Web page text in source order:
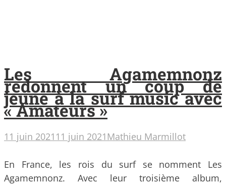
Les Agamemnonz
redonnent un coup de
jeune à la surf music avec
« Amateurs »
11 juin 2021 11 juin 2021 Mathieu Marmillot
En France, les rois du surf se nomment Les
Agamemnonz. Avec leur troisième album,